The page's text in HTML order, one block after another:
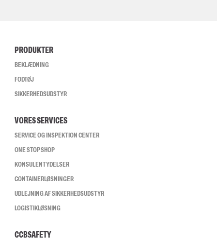
PRODUKTER
BEKLÆDNING
FODTØJ
SIKKERHEDSUDSTYR
VORES SERVICES
SERVICE OG INSPEKTION CENTER
ONE STOP SHOP
KONSULENTYDELSER
CONTAINERLØSNINGER
UDLEJNING AF SIKKERHEDSUDSTYR
LOGISTIKLØSNING
CCBSAFETY